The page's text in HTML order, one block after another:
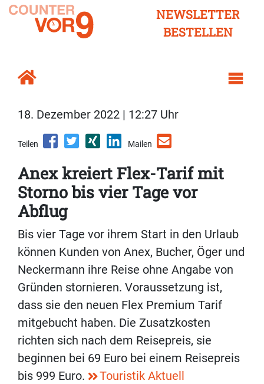
NEWSLETTER
BESTELLEN
18. Dezember 2022 | 12:27 Uhr
Teilen Mailen
Anex kreiert Flex-Tarif mit
Storno bis vier Tage vor
Abflug
Bis vier Tage vor ihrem Start in den Urlaub
können Kunden von Anex, Bucher, Öger und
Neckermann ihre Reise ohne Angabe von
Gründen stornieren. Voraussetzung ist,
dass sie den neuen Flex Premium Tarif
mitgebucht haben. Die Zusatzkosten
richten sich nach dem Reisepreis, sie
beginnen bei 69 Euro bei einem Reisepreis
bis 999 Euro.
Touristik Aktuell